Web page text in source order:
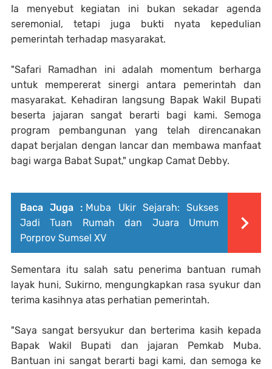
Ia menyebut kegiatan ini bukan sekadar agenda
seremonial, tetapi juga bukti nyata kepedulian
pemerintah terhadap masyarakat.
"Safari Ramadhan ini adalah momentum berharga
untuk mempererat sinergi antara pemerintah dan
masyarakat. Kehadiran langsung Bapak Wakil Bupati
beserta jajaran sangat berarti bagi kami. Semoga
program pembangunan yang telah direncanakan
dapat berjalan dengan lancar dan membawa manfaat
bagi warga Babat Supat," ungkap Camat Debby.
Baca Juga : Muba Ukir Sejarah: Sukses
Jadi Tuan Rumah dan Juara Umum
Porprov Sumsel XV
Sementara itu salah satu penerima bantuan rumah
layak huni, Sukirno, mengungkapkan rasa syukur dan
terima kasihnya atas perhatian pemerintah.
"Saya sangat bersyukur dan berterima kasih kepada
Bapak Wakil Bupati dan jajaran Pemkab Muba.
Bantuan ini sangat berarti bagi kami, dan semoga ke